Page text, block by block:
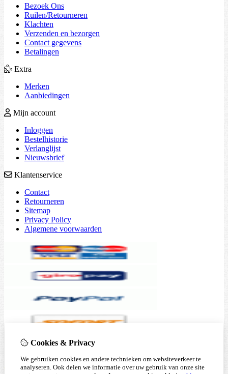
Bezoek Ons
Ruilen/Retourneren
Klachten
Verzenden en bezorgen
Contact gegevens
Betalingen
Extra
Merken
Aanbiedingen
Mijn account
Inloggen
Bestelhistorie
Verlanglijst
Nieuwsbrief
Klantenservice
Contact
Retourneren
Sitemap
Privacy Policy
Algemene voorwaarden
Cookies & Privacy
We gebruiken cookies en andere technieken om websiteverkeer te
analyseren. Ook delen we informatie over uw gebruik van onze site